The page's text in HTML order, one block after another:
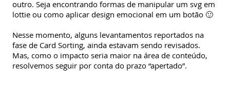
outro. Seja encontrando formas de manipular um svg em
lottie ou como aplicar design emocional em um botão 🙂
Nesse momento, alguns levantamentos reportados na
fase de Card Sorting, ainda estavam sendo revisados.
Mas, como o impacto seria maior na área de conteúdo,
resolvemos seguir por conta do prazo “apertado”.